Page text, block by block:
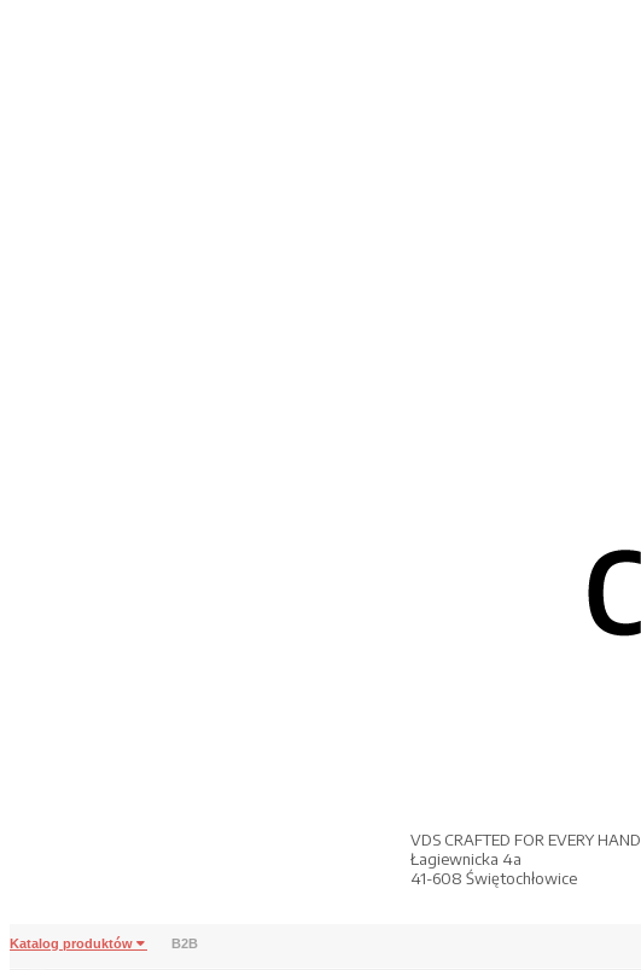
VDS CRAFTED FOR EVERY HAND
Łagiewnicka 4a
41-608 Świętochłowice
Katalog produktów B2B